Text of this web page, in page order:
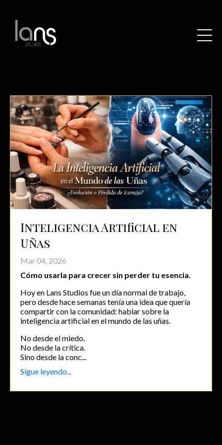
Inteligencia Artificial en
Uñas
Mar 04, 2026
Cómo usarla para crecer sin perder tu esencia.
Hoy en Lans Studios fue un día normal de trabajo,
pero desde hace semanas tenía una idea que quería
compartir con la comunidad: hablar sobre la
inteligencia artificial en el mundo de las uñas.
No desde el miedo.
No desde la crítica.
Sino desde la conc...
Sigue leyendo...